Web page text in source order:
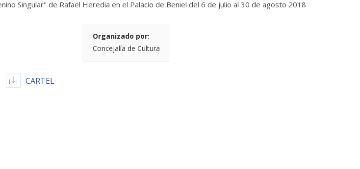
Singular" de Rafael Heredia en el Palacio de Beniel del 6 de julio al 30 de agosto 2018
Organizado por:
Concejalía de Cultura
CARTEL